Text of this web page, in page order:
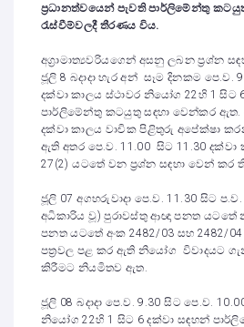
ප්‍රධානත්වයෙන් පැවති පාර්ලිමේන්තු
රැස්වීම්වලදී තීරණය විය.
අග්‍රාමාත්‍යවරියගෙන් අසනු ලබන ප්‍රශ්න
ජූලි 8 බදාදා හැර අන් සෑම දිනකම පෙ.ව.
දක්වා කාලය ස්ථාවර නියෝග 22හි 1 සිට
පාර්ලිමේන්තු කටයුතු සඳහා වෙන්කර ඇත.
දක්වා කාලය වාචික පිළිතුරු අපේක්ෂා
ඇති අතර පෙ.ව. 11.00 සිට 11.30
27(2) යටතේ වන ප්‍රශ්න සඳහා වෙන් කර
ජූලි 07 අගහරුවාදා පෙ.ව. 11.30 සිට ප.ව.
අධිකාරිය වූ) පුරාවස්තු ආඥා පනත
පනත යටතේ අංක 2482/03 සහ 2482/
පත්‍රවල පළ කර ඇති නියෝග විවාදයට
කිරීමට නියමිතව ඇත.
ජූලි 08 බදාදා පෙ.ව. 9.30 සිට පෙ.ව.
නියෝග 22හි 1 සිට 6 දක්වා සඳහන්